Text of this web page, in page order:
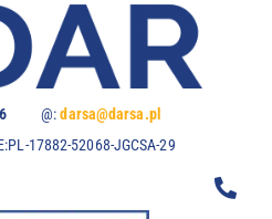
66@:darsa@darsa.pl
17882-52068-JGCSA-29